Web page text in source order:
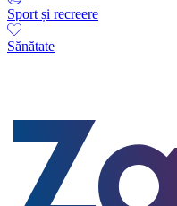
Sport și recreere
Sănătate